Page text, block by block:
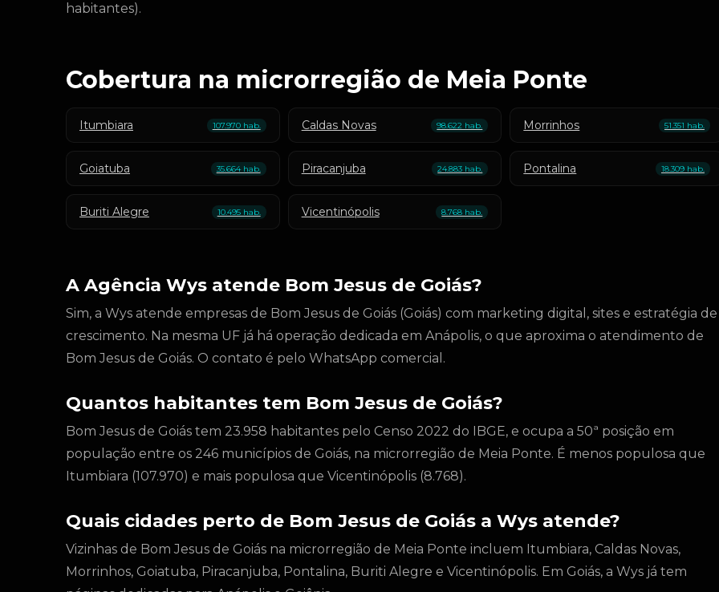
habitantes).
Cobertura na microrregião de Meia Ponte
Itumbiara 107.970 hab. Caldas Novas 98.622 hab. Morrinhos 51.351 hab.
Goiatuba 35.664 hab. Piracanjuba 24.883 hab. Pontalina 18.309 hab.
Buriti Alegre 10.495 hab. Vicentinópolis 8.768 hab.
A Agência Wys atende Bom Jesus de Goiás?
Sim, a Wys atende empresas de Bom Jesus de Goiás (Goiás) com marketing digital, sites e estratégia de
crescimento. Na mesma UF já há operação dedicada em Anápolis, o que aproxima o atendimento de
Bom Jesus de Goiás. O contato é pelo WhatsApp comercial.
Quantos habitantes tem Bom Jesus de Goiás?
Bom Jesus de Goiás tem 23.958 habitantes pelo Censo 2022 do IBGE, e ocupa a 50ª posição em
população entre os 246 municípios de Goiás, na microrregião de Meia Ponte. É menos populosa que
Itumbiara (107.970) e mais populosa que Vicentinópolis (8.768).
Quais cidades perto de Bom Jesus de Goiás a Wys atende?
Vizinhas de Bom Jesus de Goiás na microrregião de Meia Ponte incluem Itumbiara, Caldas Novas,
Morrinhos, Goiatuba, Piracanjuba, Pontalina, Buriti Alegre e Vicentinópolis. Em Goiás, a Wys já tem